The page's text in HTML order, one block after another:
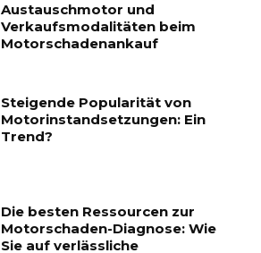
Austauschmotor und
Verkaufsmodalitäten beim
Motorschadenankauf
Steigende Popularität von
Motorinstandsetzungen: Ein
Trend?
Die besten Ressourcen zur
Motorschaden-Diagnose: Wie
Sie auf verlässliche